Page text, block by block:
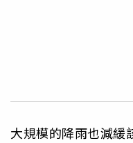
大規模的降雨也減緩